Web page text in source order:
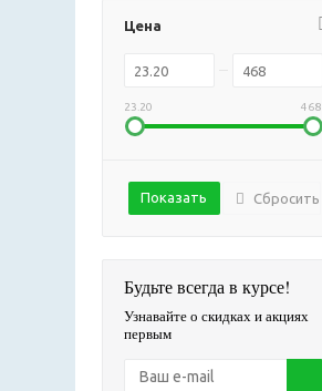
Цена
23.20 468
Сбросить
Будьте всегда в курсе!
Узнавайте о скидках и акциях
первым